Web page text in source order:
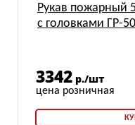
Рукав
с головками ГР-
3342 р./шт